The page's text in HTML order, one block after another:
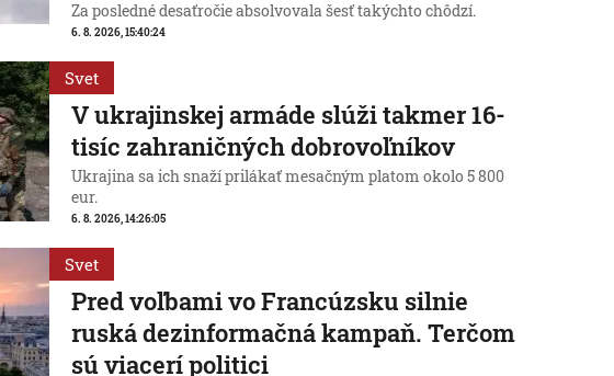
Za posledné desaťročie absolvovala šesť takýchto chôdzí.
6. 8. 2026, 15:40:24
Svet
V ukrajinskej armáde slúži takmer 16-
tisíc zahraničných dobrovoľníkov
Ukrajina sa ich snaží prilákať mesačným platom okolo 5 800
eur.
6. 8. 2026, 14:26:05
Svet
Pred voľbami vo Francúzsku silnie
ruská dezinformačná kampaň. Terčom
sú viacerí politici